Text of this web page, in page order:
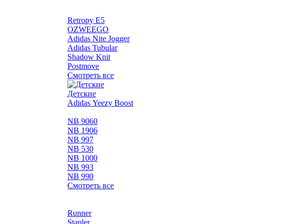
Retropy E5
OZWEEGO
Adidas Nite Jogger
Adidas Tubular
Shadow Knit
Postmove
Смотреть все
Детские
Adidas Yeezy Boost
NB 9060
NB 1906
NB 997
NB 530
NB 1000
NB 993
NB 990
Смотреть все
Runner
Stapler